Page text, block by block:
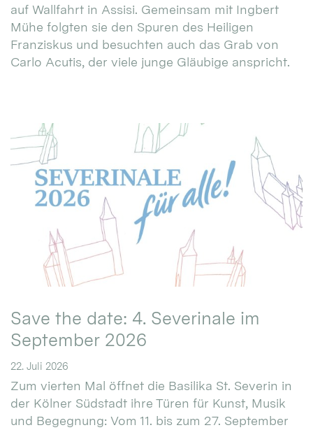
auf Wallfahrt in Assisi. Gemeinsam mit Ingbert
Mühe folgten sie den Spuren des Heiligen
Franziskus und besuchten auch das Grab von
Carlo Acutis, der viele junge Gläubige anspricht.
Save the date: 4. Severinale im
September 2026
22. Juli 2026
Zum vierten Mal öffnet die Basilika St. Severin in
der Kölner Südstadt ihre Türen für Kunst, Musik
und Begegnung: Vom 11. bis zum 27. September